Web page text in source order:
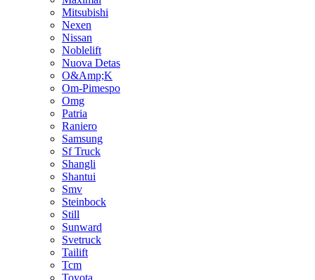
Mitsubishi
Nexen
Nissan
Noblelift
Nuova Detas
O&Amp;K
Om-Pimespo
Omg
Patria
Raniero
Samsung
Sf Truck
Shangli
Shantui
Smv
Steinbock
Still
Sunward
Svetruck
Tailift
Tcm
Toyota